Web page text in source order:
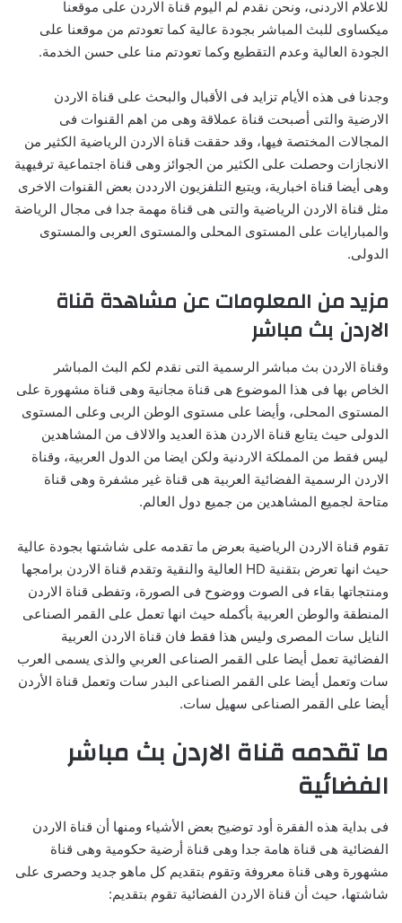
للاعلام الاردنى، ونحن نقدم لم اليوم قناة الاردن على موقعنا
ميكساوى للبث المباشر بجودة عالية كما تعودتم من موقعنا على
الجودة العالية وعدم التقطيع وكما تعودتم منا على حسن الخدمة.
وجدنا فى هذه الأيام تزايد فى الأقبال والبحث على قناة الاردن
الارضية والتى أصبحت قناة عملاقة وهى من اهم القنوات فى
المجالات المختصة فيها، وقد حققت قناة الاردن الرياضية الكثير من
الانجازات وحصلت على الكثير من الجوائز وهى قناة اجتماعية ترفيهية
وهى أيضا قناة اخبارية، ويتبع التلفزيون الارددن بعض القنوات الاخرى
مثل قناة الاردن الرياضية والتى هى قناة مهمة جدا فى مجال الرياضة
والمبارايات على المستوى المحلى والمستوى العربى والمستوى
الدولى.
مزيد من المعلومات عن مشاهدة قناة
الاردن بث مباشر
وقناة الاردن بث مباشر الرسمية التى نقدم لكم البث المباشر
الخاص بها فى هذا الموضوع هى قناة مجانية وهى قناة مشهورة على
المستوى المحلى، وأيضا على مستوى الوطن الربى وعلى المستوى
الدولى حيث يتابع قناة الاردن هذة العديد والالاف من المشاهدين
ليس فقط من المملكة الاردنية ولكن ايضا من الدول العربية، وقناة
الاردن الرسمية الفضائية العربية هى قناة غير مشفرة وهى قناة
متاحة لجميع المشاهدين من جميع دول العالم.
تقوم قناة الاردن الرياضية بعرض ما تقدمه على شاشتها بجودة عالية
حيث انها تعرض بتقنية HD العالية والنقية وتقدم قناة الاردن برامجها
ومنتجاتها بقاء فى الصوت ووضوح فى الصورة، وتفطى قناة الاردن
المنطقة والوطن العربية بأكمله حيث انها تعمل على القمر الصناعى
النايل سات المصرى وليس هذا فقط فان قناة الاردن العربية
الفضائية تعمل أيضا على القمر الصناعى العربي والذى يسمى العرب
سات وتعمل أيضا على القمر الصناعى البدر سات وتعمل قناة الأردن
أيضا على القمر الصناعى سهيل سات.
ما تقدمه قناة الاردن بث مباشر
الفضائية
فى بداية هذه الفقرة أود توضيح بعض الأشياء ومنها أن قناة الاردن
الفضائية هى قناة هامة جدا وهى قناة أرضية حكومية وهى قناة
مشهورة وهى قناة معروفة وتقوم بتقديم كل ماهو جديد وحصرى على
شاشتها، حيث أن قناة الاردن الفضائية تقوم بتقديم: